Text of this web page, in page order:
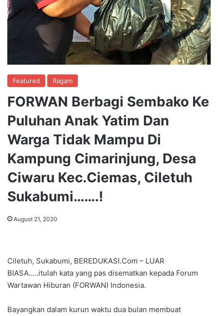
Featured Ragam
FORWAN Berbagi Sembako Ke
Puluhan Anak Yatim Dan
Warga Tidak Mampu Di
Kampung Cimarinjung, Desa
Ciwaru Kec.Ciemas, Ciletuh
Sukabumi…….!
August 21, 2020
Ciletuh, Sukabumi, BEREDUKASI.Com – LUAR
BIASA…..itulah kata yang pas disematkan kepada Forum
Wartawan Hiburan (FORWAN) Indonesia.
Bayangkan dalam kurun waktu dua bulan membuat